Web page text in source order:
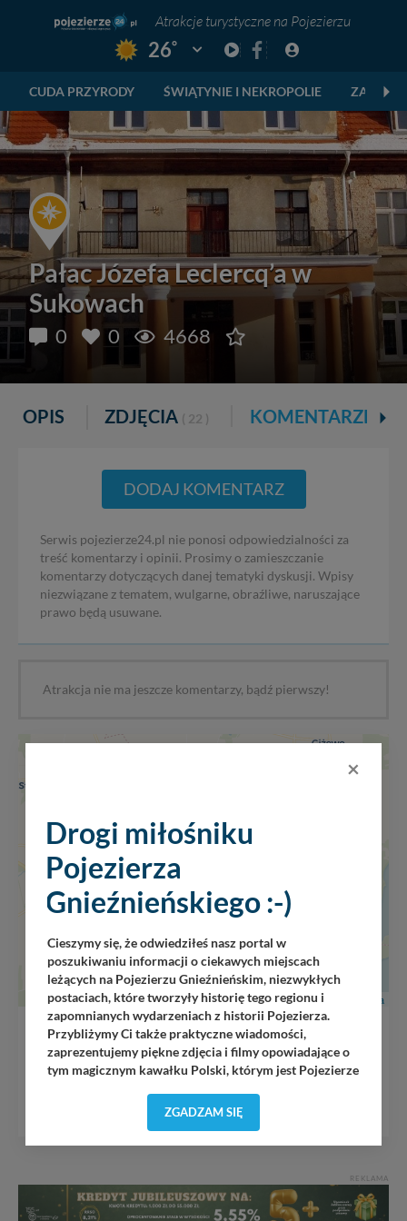
Atrakcje turystyczne na Pojezierzu
26° Pogoda: Gniezno
CUDA PRZYRODY ŚWIĄTYNIE I NEKROPOLIE ZABYTKI
Pałac Józefa Leclercq’a w
Sukowach
0 0 4668
OPIS ZDJĘCIA ( 22 ) KOMENTARZE
DODAJ KOMENTARZ
Serwis pojezierze24.pl nie ponosi odpowiedzialności za
treść komentarzy i opinii. Prosimy o zamieszczanie
komentarzy dotyczących danej tematyki dyskusji. Wpisy
niezwiązane z tematem, wulgarne, obraźliwe, naruszające
prawo będą usuwane.
Atrakcja nie ma jeszcze komentarzy, bądź pierwszy!
Leaflet Wikimedia
Pałac Józefa Leclercq’a w Sukowach
REKLAMA
×
Drogi miłośniku
Pojezierza
Gnieźnieńskiego :-)
Cieszymy się, że odwiedziłeś nasz portal w
poszukiwaniu informacji o ciekawych miejscach
leżących na Pojezierzu Gnieźnieńskim, niezwykłych
postaciach, które tworzyły historię tego regionu i
zapomnianych wydarzeniach z historii Pojezierza.
Przybliżymy Ci także praktyczne wiadomości,
zaprezentujemy piękne zdjęcia i filmy opowiadające o
tym magicznym kawałku Polski, którym jest Pojezierze
Pojezierze Gnieźnieńskie odkrywać dla Ciebie na
składający się z pasjonatów, miłośników, czy wręcz
dnia wędruje po Pojezierzu Gnieźnieńskim, by rozwijać
portal, poprzez jego rozbudowę oraz dostarczanie
nowych treści i zdjęć.
ZGADZAM SIĘ